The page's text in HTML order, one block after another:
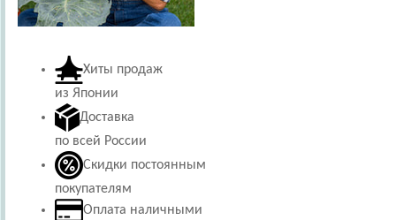
Хиты продаж
из Японии
Доставка
по всей России
Скидки постоянным
покупателям
Оплата наличными